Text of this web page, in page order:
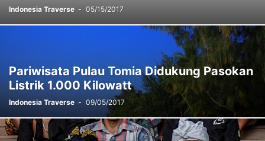
Indonesia Traverse - 05/15/2017
Pariwisata Pulau Tomia Didukung Pasokan
Listrik 1.000 Kilowatt
Indonesia Traverse - 09/05/2017